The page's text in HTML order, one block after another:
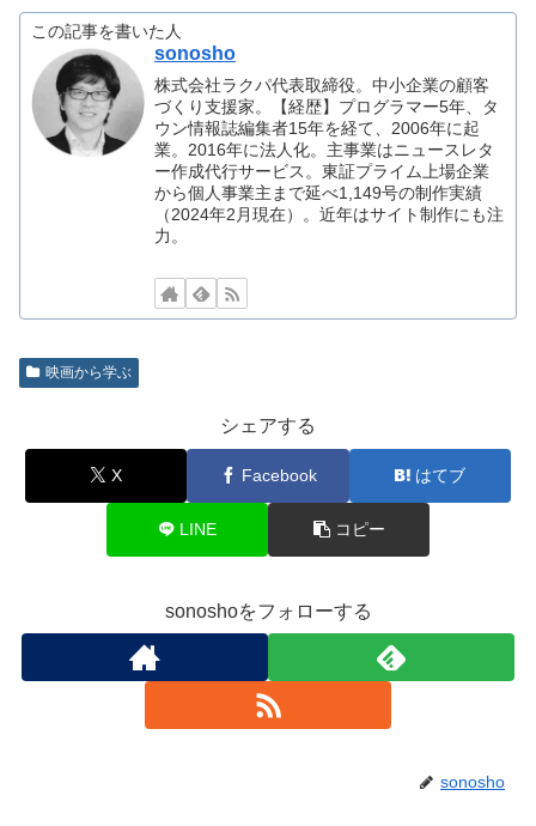
この記事を書いた人
sonosho
株式会社ラクパ代表取締役。中小企業の顧客
づくり支援家。【経歴】プログラマー5年、タ
ウン情報誌編集者15年を経て、2006年に起
業。2016年に法人化。主事業はニュースレタ
ー作成代行サービス。東証プライム上場企業
から個人事業主まで延べ1,149号の制作実績
（2024年2月現在）。近年はサイト制作にも注
力。
映画から学ぶ
シェアする
X Facebook はてブ
LINE コピー
sonoshoをフォローする
sonosho